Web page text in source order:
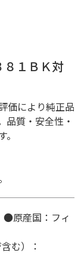
１ＢＫ対
価により純正品
品質・安全性・
原産国：フィ
む）：